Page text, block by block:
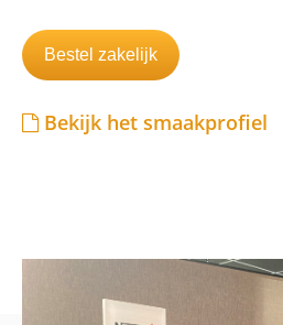
Bestel zakelijk
Bekijk het smaakprofiel